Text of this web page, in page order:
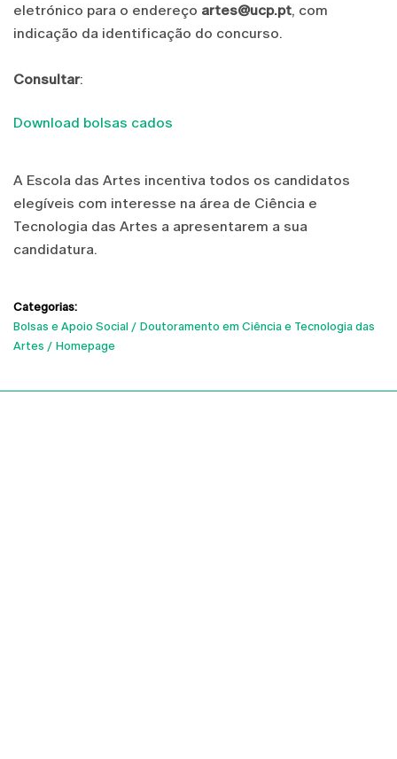
eletrónico para o endereço artes@ucp.pt, com
indicação da identificação do concurso.
Consultar:
Download bolsas cados
A Escola das Artes incentiva todos os candidatos
elegíveis com interesse na área de Ciência e
Tecnologia das Artes a apresentarem a sua
candidatura.
Categorias:
Bolsas e Apoio Social
Doutoramento em Ciência e Tecnologia das
Artes
Homepage